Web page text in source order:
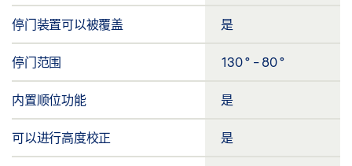
停门装置可以被覆盖 是
停门范围 130 ° - 80 °
内置顺位功能 是
可以进行高度校正 是